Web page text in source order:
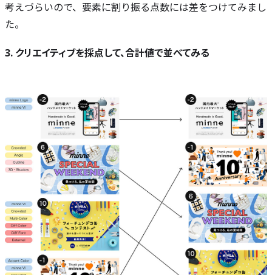
考えづらいので、要素に割り振る点数には差をつけてみまし
た。
3. クリエイティブを採点して、合計値で並べてみる